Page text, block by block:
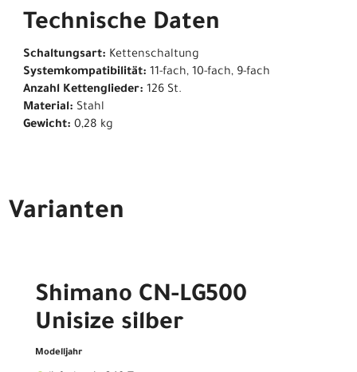
Technische Daten
Schaltungsart: Kettenschaltung
Systemkompatibilität: 11-fach, 10-fach, 9-fach
Anzahl Kettenglieder: 126 St.
Material: Stahl
Gewicht: 0,28 kg
Varianten
Shimano CN-LG500
Unisize silber
Modelljahr